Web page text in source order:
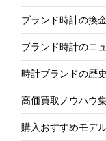
ブランド時計の換
ブランド時計のニ
時計ブランドの歴
高価買取ノウハウ
購入おすすめモデ